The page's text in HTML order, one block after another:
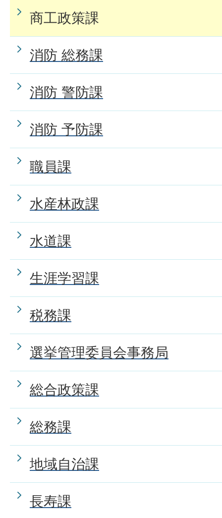
商工政策課
消防 総務課
消防 警防課
消防 予防課
職員課
水産林政課
水道課
生涯学習課
税務課
選挙管理委員会事務局
総合政策課
総務課
地域自治課
長寿課